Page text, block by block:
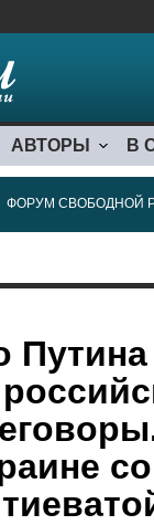
АВТОРЫ В
ФОРУМ СВОБОДНОЙ